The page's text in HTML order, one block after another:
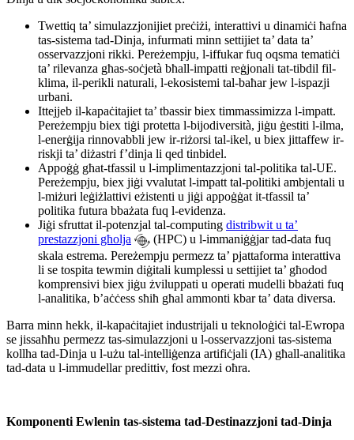
Twettiq ta’ simulazzjonijiet preċiżi, interattivi u dinamiċi ħafna
tas-sistema tad-Dinja, infurmati minn settijiet ta’ data ta’
osservazzjoni rikki. Pereżempju, l-iffukar fuq oqsma tematiċi
ta’ rilevanza għas-soċjetà bħall-impatti reġjonali tat-tibdil fil-
klima, il-perikli naturali, l-ekosistemi tal-baħar jew l-ispazji
urbani.
Ittejjeb il-kapaċitajiet ta’ tbassir biex timmassimizza l-impatt.
Pereżempju biex tiġi protetta l-bijodiversità, jiġu ġestiti l-ilma,
l-enerġija rinnovabbli jew ir-riżorsi tal-ikel, u biex jittaffew ir-
riskji ta’ diżastri f’dinja li qed tinbidel.
Appoġġ għat-tfassil u l-implimentazzjoni tal-politika tal-UE.
Pereżempju, biex jiġi vvalutat l-impatt tal-politiki ambjentali u
l-miżuri leġiżlattivi eżistenti u jiġi appoġġat it-tfassil ta’
politika futura bbażata fuq l-evidenza.
Jiġi sfruttat il-potenzjal tal-computing distribwit u ta’
prestazzjoni għolja
(HPC) u l-immaniġġjar tad-data fuq
skala estrema. Pereżempju permezz ta’ pjattaforma interattiva
li se tospita tewmin diġitali kumplessi u settijiet ta’ għodod
komprensivi biex jiġu żviluppati u operati mudelli bbażati fuq
l-analitika, b’aċċess sħiħ għal ammonti kbar ta’ data diversa.
Barra minn hekk, il-kapaċitajiet industrijali u teknoloġiċi tal-Ewropa
se jissaħħu permezz tas-simulazzjoni u l-osservazzjoni tas-sistema
kollha tad-Dinja u l-użu tal-intelliġenza artifiċjali (IA) għall-analitika
tad-data u l-immudellar predittiv, fost mezzi oħra.
Komponenti Ewlenin tas-sistema tad-Destinazzjoni tad-Dinja